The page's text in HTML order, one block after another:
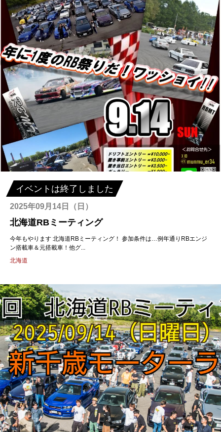
イベントは終了しました
2025年09月14日（日）
北海道RBミーティング
今年もやります 北海道RBミーティング！ 参加条件は…例年通りRBエンジ
ン搭載車＆元搭載車！他グ...
北海道